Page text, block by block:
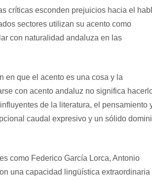
críticas esconden prejuicios hacia el
sectores utilizan su acento como
con naturalidad andaluza en las
en que el acento es una cosa y la
con acento andaluz no significa
de la literatura, el pensamiento
caudal expresivo y un sólido
como Federico García Lorca, Antonio
una capacidad lingüística extraordinaria